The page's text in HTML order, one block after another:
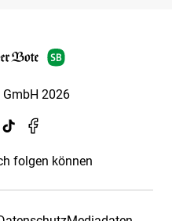
2026
folgen können